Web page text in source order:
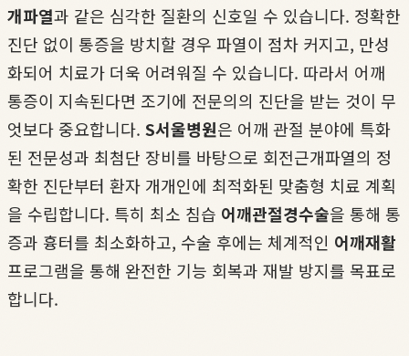
개파열과 같은 심각한 질환의 신호일 수 있습니다. 정확한
진단 없이 통증을 방치할 경우 파열이 점차 커지고, 만성
화되어 치료가 더욱 어려워질 수 있습니다. 따라서 어깨
통증이 지속된다면 조기에 전문의의 진단을 받는 것이 무
엇보다 중요합니다. S서울병원은 어깨 관절 분야에 특화
된 전문성과 최첨단 장비를 바탕으로 회전근개파열의 정
확한 진단부터 환자 개개인에 최적화된 맞춤형 치료 계획
을 수립합니다. 특히 최소 침습 어깨관절경수술을 통해 통
증과 흉터를 최소화하고, 수술 후에는 체계적인 어깨재활
프로그램을 통해 완전한 기능 회복과 재발 방지를 목표로
합니다.